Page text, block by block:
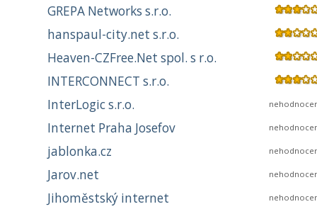
GREPA Networks s.r.o.
hanspaul-city.net s.r.o.
Heaven-CZFree.Net spol. s r.o.
INTERCONNECT s.r.o.
InterLogic s.r.o.
Internet Praha Josefov
jablonka.cz
Jarov.net
Jihoměstský internet